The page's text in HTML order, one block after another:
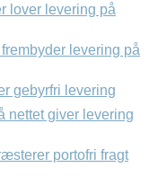
lover levering på
levering på
gebyrfri levering
nettet giver levering
portofri fragt